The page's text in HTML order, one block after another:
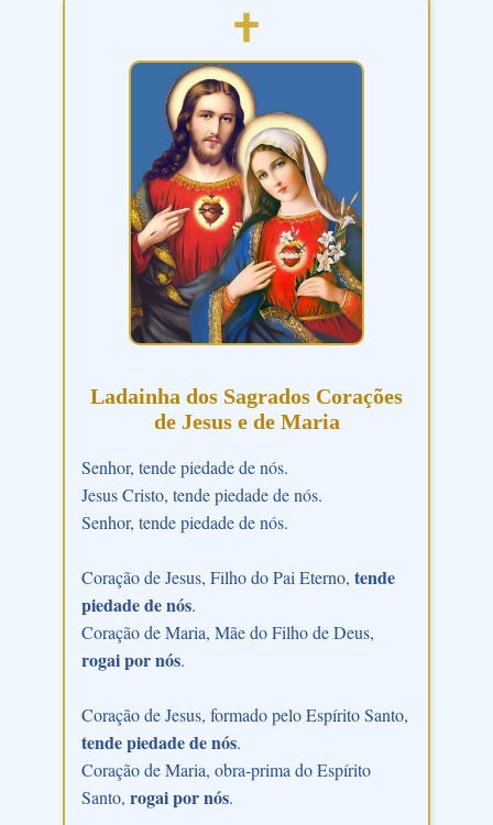
Ladainha dos Sagrados Corações
de Jesus e de Maria
Senhor, tende piedade de nós.
Jesus Cristo, tende piedade de nós.
Senhor, tende piedade de nós.
Coração de Jesus, Filho do Pai Eterno, tende
piedade de nós.
Coração de Maria, Mãe do Filho de Deus,
rogai por nós.
Coração de Jesus, formado pelo Espírito Santo,
tende piedade de nós.
Coração de Maria, obra-prima do Espírito
Santo, rogai por nós.